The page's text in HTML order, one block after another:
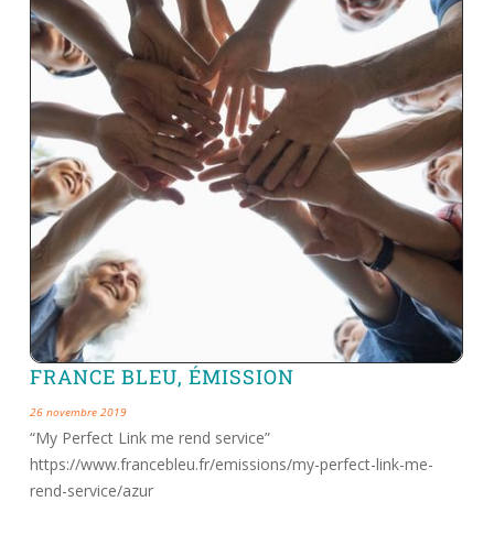
FRANCE BLEU, ÉMISSION
26 novembre 2019
“My Perfect Link me rend service”
https://www.francebleu.fr/emissions/my-perfect-link-me-
rend-service/azur